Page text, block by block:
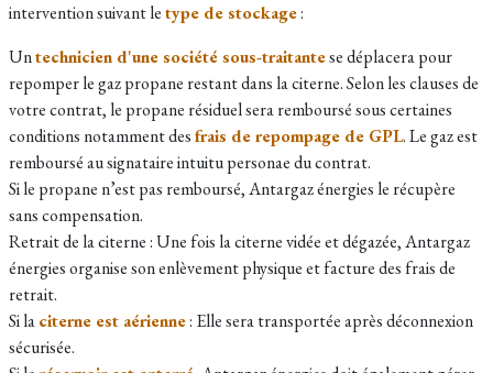
intervention suivant letype de stockage:
Untechnicien d'une société sous-traitantese déplacera pour
repomper le gaz propane restant dans la citerne. Selon les clauses de
votre contrat, le propane résiduel sera remboursé sous certaines
conditions notamment desfrais de repompage de GPL. Le gaz est
remboursé au signataire intuitu personae du contrat.
Si le propane n’est pas remboursé, Antargaz énergies le récupère
sans compensation.
Retrait de la citerne : Une fois la citerne vidée et dégazée, Antargaz
énergies organise son enlèvement physique et facture des frais de
retrait.
Si laciterne est aérienne: Elle sera transportée après déconnexion
sécurisée.